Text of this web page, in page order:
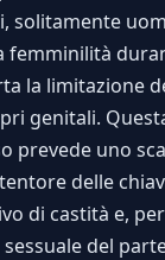
solitamente
femminilità
la limitazione
genitali.
prevede uno
delle
di castità e,
del